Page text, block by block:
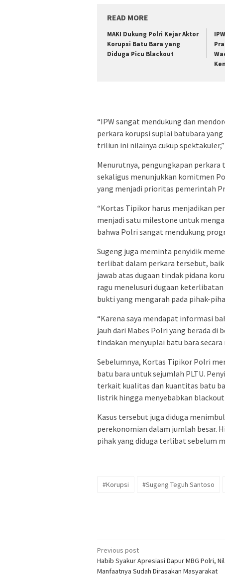
READ MORE
MAKI Dukung Polri Kejar Aktor
Korupsi Batu Bara yang
Diduga Picu Blackout
“IPW sangat mendukung dan
perkara korupsi suplai batubara
triliun ini nilainya cukup
Menurutnya, pengungkapan
sekaligus menunjukkan komitmen
yang menjadi prioritas pemerintah
“Kortas Tipikor harus menjadikan
menjadi satu milestone untuk
bahwa Polri sangat mendukung
Sugeng juga meminta penyidik
terlibat dalam perkara tersebut, baik
jawab atas dugaan tindak pidana
ragu menelusuri dugaan
bukti yang mengarah pada pihak-
“Karena saya mendapat informasi
jauh dari Mabes Polri yang berada di
tindakan menyuplai batu bara
Sebelumnya, Kortas Tipikor Polri
batu bara untuk sejumlah PLTU.
terkait kualitas dan kuantitas batu
listrik hingga menyebabkan
Kasus tersebut juga diduga
perekonomian dalam jumlah besar.
pihak yang diduga terlibat sebelum
#Korupsi #Sugeng Teguh Santoso
Post
navigation
Previous post
Habib Syakur Apresiasi Dapur MBG Polri,
Manfaatnya Sudah Dirasakan Masyarakat